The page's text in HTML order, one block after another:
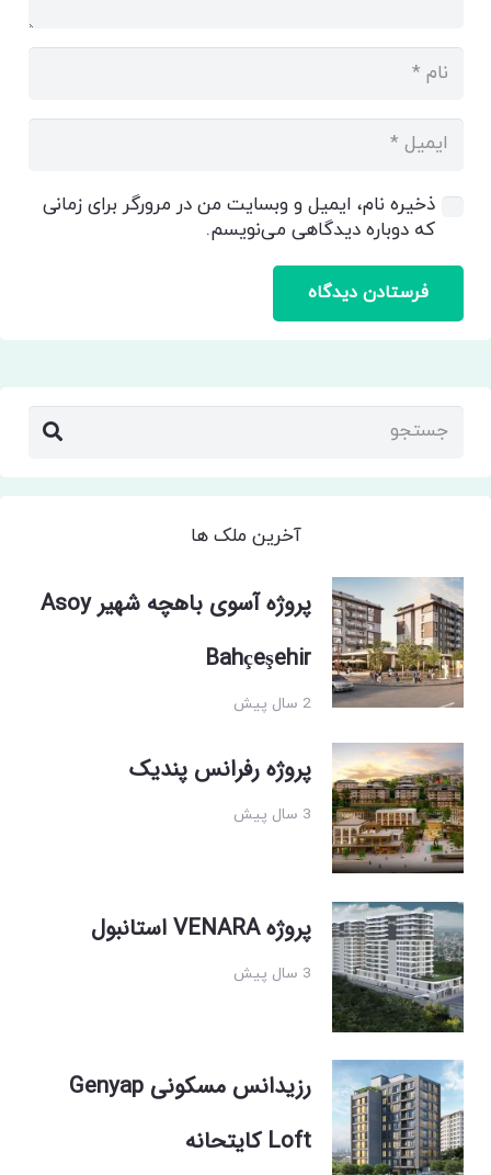
ذخیره نام، ایمیل و وبسایت من در مرورگر برای زمانی
که دوباره دیدگاهی می‌نویسم.
فرستادن دیدگاه
آخرین ملک ها
پروژه آسوی باهچه شهیر Asoy
Bahçeşehir
2 سال پیش
پروژه رفرانس پندیک
3 سال پیش
پروژه VENARA استانبول
3 سال پیش
رزیدانس مسکونی Genyap
Loft کایتحانه